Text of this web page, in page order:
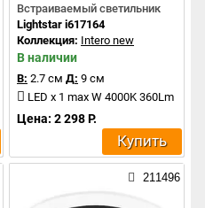
Встраиваемый светильник
Lightstar i617164
Коллекция: Intero new
В наличии
В: 2.7 см Д: 9 см
LED x 1 max W 4000K 360Lm
Цена: 2 298 Р.
Купить
211496